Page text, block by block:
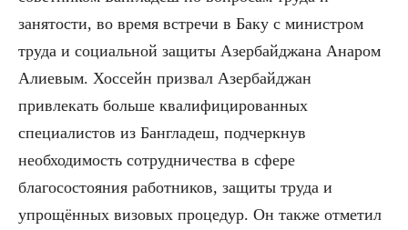
занятости, во время встречи в Баку с министром
труда и социальной защиты Азербайджана Анаром
Алиевым. Хоссейн призвал Азербайджан
привлекать больше квалифицированных
специалистов из Бангладеш, подчеркнув
необходимость сотрудничества в сфере
благосостояния работников, защиты труда и
упрощённых визовых процедур. Он также отметил